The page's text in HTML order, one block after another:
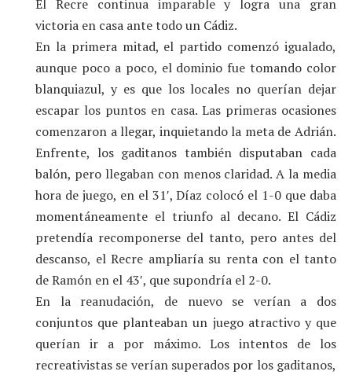
El Recre continua imparable y logra una gran
victoria en casa ante todo un Cádiz.
En la primera mitad, el partido comenzó igualado,
aunque poco a poco, el dominio fue tomando color
blanquiazul, y es que los locales no querían dejar
escapar los puntos en casa. Las primeras ocasiones
comenzaron a llegar, inquietando la meta de Adrián.
Enfrente, los gaditanos también disputaban cada
balón, pero llegaban con menos claridad. A la media
hora de juego, en el 31′, Díaz colocó el 1-0 que daba
momentáneamente el triunfo al decano. El Cádiz
pretendía recomponerse del tanto, pero antes del
descanso, el Recre ampliaría su renta con el tanto
de Ramón en el 43′, que supondría el 2-0.
En la reanudación, de nuevo se verían a dos
conjuntos que planteaban un juego atractivo y que
querían ir a por máximo. Los intentos de los
recreativistas se verían superados por los gaditanos,